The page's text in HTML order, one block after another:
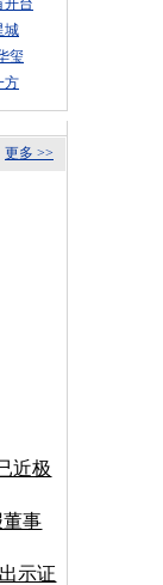
开台
城
玺
方
更多 >>
近极
董事
示证